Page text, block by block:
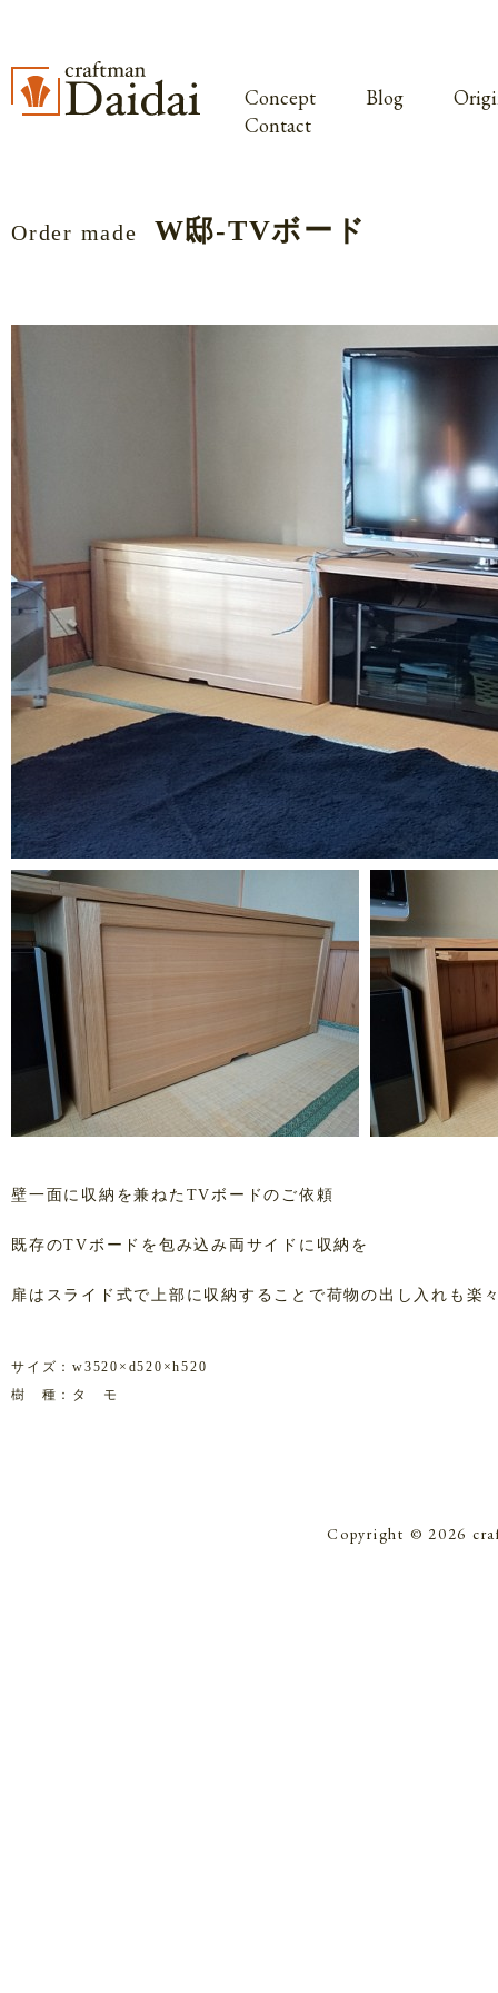
Concept Blog
Contact
Order made W邸‐TVボード
壁一面に収納を兼ねたTVボードのご依頼
既存のTVボードを包み込み両サイドに収納を
扉はスライド式で上部に収納することで荷物の出し入れも楽
サイズ：w3520×d520×h520
樹 種：タ モ
Copyright © 2026